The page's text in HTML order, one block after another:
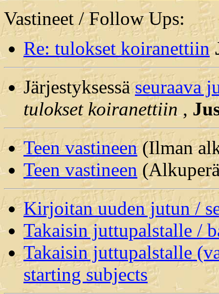
Vastineet / Follow Ups:
Re: tulokset koiranettiin
Järjestyksessäseuraava
tulokset koiranettiin ,
Teen vastineen(Ilman
Teen vastineen
Kirjoitan uuden jutun /
Takaisin juttupalstalle /
Takaisin juttupalstalle
starting subjects